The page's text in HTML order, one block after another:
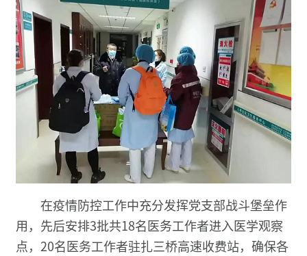
在疫情防控工作中充分发挥党支部战斗堡垒作
用，先后安排3批共18名医务工作者进入医学观察
点，20名医务工作者驻扎三桥高速收费站，确保各